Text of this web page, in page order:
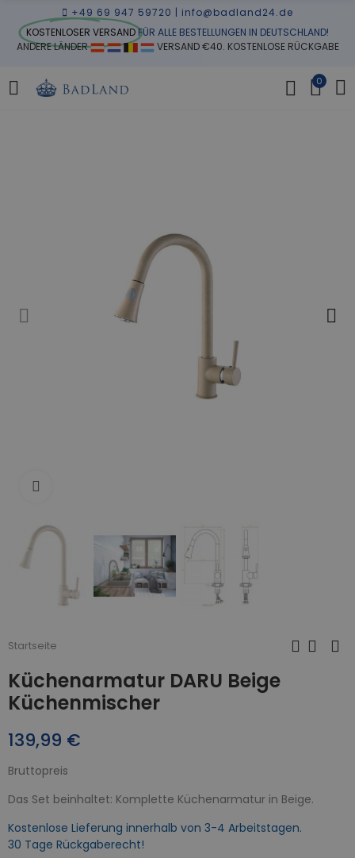
+49 69 947 59720 | info@badland24.de
KOSTENLOSER VERSANDFÜR ALLE BESTELLUNGEN IN DEUTSCHLAND!
ANDERE LÄNDER
VERSAND €40. KOSTENLOSE RÜCKGABE
0
Startseite
Küchenarmatur DARU Beige
Küchenmischer
139,99 €
Bruttopreis
Das Set beinhaltet: Komplette Küchenarmatur in Beige.
Kostenlose Lieferung innerhalb von 3-4 Arbeitstagen.
30 Tage Rückgaberecht!